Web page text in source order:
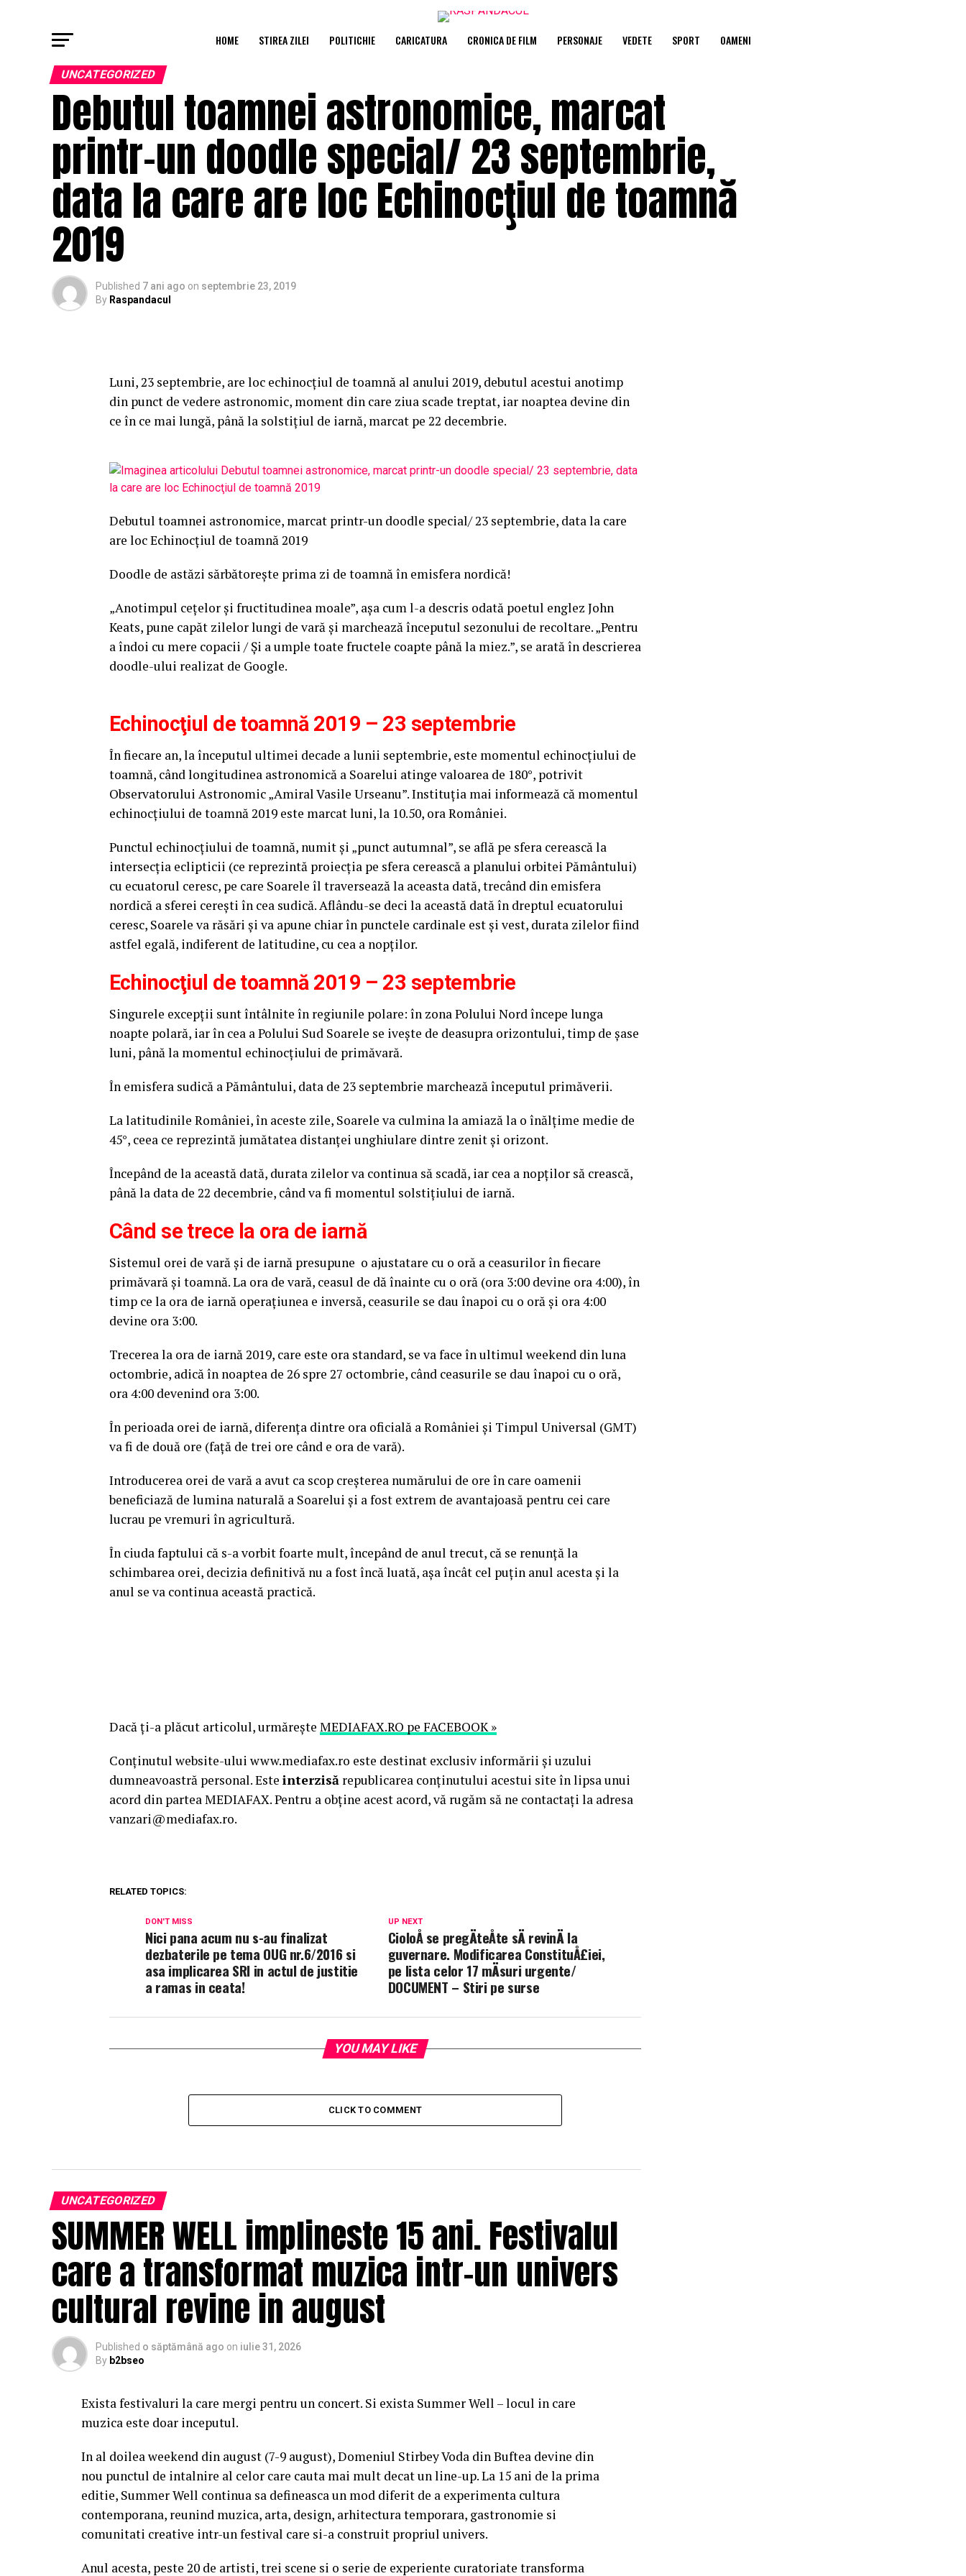
HOME STIREA ZILEI POLITICHIE CARICATURA CRONICA DE FILM PERSONAJE VEDETE SPORT OAMENI
UNCATEGORIZED
Debutul toamnei astronomice, marcat
printr-un doodle special/ 23 septembrie,
data la care are loc Echinocţiul de toamnă
2019
Published 7 ani ago on septembrie 23, 2019
By Raspandacul
Luni, 23 septembrie, are loc echinocţiul de toamnă al anului 2019, debutul acestui anotimp
din punct de vedere astronomic, moment din care ziua scade treptat, iar noaptea devine din
ce în ce mai lungă, până la solstiţiul de iarnă, marcat pe 22 decembrie.
Debutul toamnei astronomice, marcat printr-un doodle special/ 23 septembrie, data la care
are loc Echinocţiul de toamnă 2019
Doodle de astăzi sărbătoreşte prima zi de toamnă în emisfera nordică!
„Anotimpul ceţelor şi fructitudinea moale”, aşa cum l-a descris odată poetul englez John
Keats, pune capăt zilelor lungi de vară şi marchează începutul sezonului de recoltare. „Pentru
a îndoi cu mere copacii / Şi a umple toate fructele coapte până la miez.”, se arată în descrierea
doodle-ului realizat de Google.
Echinocţiul de toamnă 2019 – 23 septembrie
În fiecare an, la începutul ultimei decade a lunii septembrie, este momentul echinocţiului de
toamnă, când longitudinea astronomică a Soarelui atinge valoarea de 180°, potrivit
Observatorului Astronomic „Amiral Vasile Urseanu”. Instituţia mai informează că momentul
echinocţiului de toamnă 2019 este marcat luni, la 10.50, ora României.
Punctul echinocţiului de toamnă, numit şi „punct autumnal”, se află pe sfera cerească la
intersecţia eclipticii (ce reprezintă proiecţia pe sfera cerească a planului orbitei Pământului)
cu ecuatorul ceresc, pe care Soarele îl traversează la aceasta dată, trecând din emisfera
nordică a sferei cereşti în cea sudică. Aflându-se deci la această dată în dreptul ecuatorului
ceresc, Soarele va răsări şi va apune chiar în punctele cardinale est şi vest, durata zilelor fiind
astfel egală, indiferent de latitudine, cu cea a nopţilor.
Echinocţiul de toamnă 2019 – 23 septembrie
Singurele excepţii sunt întâlnite în regiunile polare: în zona Polului Nord începe lunga
noapte polară, iar în cea a Polului Sud Soarele se iveşte de deasupra orizontului, timp de şase
luni, până la momentul echinocţiului de primăvară.
În emisfera sudică a Pământului, data de 23 septembrie marchează începutul primăverii.
La latitudinile României, în aceste zile, Soarele va culmina la amiază la o înălţime medie de
45°, ceea ce reprezintă jumătatea distanţei unghiulare dintre zenit şi orizont.
Începând de la această dată, durata zilelor va continua să scadă, iar cea a nopţilor să crească,
până la data de 22 decembrie, când va fi momentul solstiţiului de iarnă.
Când se trece la ora de iarnă
Sistemul orei de vară şi de iarnă presupune o ajustatare cu o oră a ceasurilor în fiecare
primăvară şi toamnă. La ora de vară, ceasul de dă înainte cu o oră (ora 3:00 devine ora 4:00), în
timp ce la ora de iarnă operaţiunea e inversă, ceasurile se dau înapoi cu o oră şi ora 4:00
devine ora 3:00.
Trecerea la ora de iarnă 2019, care este ora standard, se va face în ultimul weekend din luna
octombrie, adică în noaptea de 26 spre 27 octombrie, când ceasurile se dau înapoi cu o oră,
ora 4:00 devenind ora 3:00.
În perioada orei de iarnă, diferenţa dintre ora oficială a României şi Timpul Universal (GMT)
va fi de două ore (faţă de trei ore când e ora de vară).
Introducerea orei de vară a avut ca scop creşterea numărului de ore în care oamenii
beneficiază de lumina naturală a Soarelui şi a fost extrem de avantajoasă pentru cei care
lucrau pe vremuri în agricultură.
În ciuda faptului că s-a vorbit foarte mult, începând de anul trecut, că se renunţă la
schimbarea orei, decizia definitivă nu a fost încă luată, aşa încât cel puţin anul acesta şi la
anul se va continua această practică.
Dacă ţi-a plăcut articolul, urmăreşte MEDIAFAX.RO pe FACEBOOK »
Conținutul website-ului www.mediafax.ro este destinat exclusiv informării și uzului
dumneavoastră personal. Este interzisă republicarea conținutului acestui site în lipsa unui
acord din partea MEDIAFAX. Pentru a obține acest acord, vă rugăm să ne contactați la adresa
vanzari@mediafax.ro.
RELATED TOPICS:
UP NEXT
CioloÅ se pregÄteÅte sÄ revinÄ la
guvernare. Modificarea ConstituÅ£iei,
pe lista celor 17 mÄsuri urgente/
DOCUMENT – Stiri pe surse
DON'T MISS
Nici pana acum nu s-au finalizat
dezbaterile pe tema OUG nr.6/2016 si
asa implicarea SRI in actul de justitie
a ramas in ceata!
YOU MAY LIKE
CLICK TO COMMENT
UNCATEGORIZED
SUMMER WELL implineste 15 ani. Festivalul
care a transformat muzica intr-un univers
cultural revine in august
Published o săptămână ago on iulie 31, 2026
By b2bseo
Exista festivaluri la care mergi pentru un concert. Si exista Summer Well – locul in care
muzica este doar inceputul.
In al doilea weekend din august (7-9 august), Domeniul Stirbey Voda din Buftea devine din
nou punctul de intalnire al celor care cauta mai mult decat un line-up. La 15 ani de la prima
editie, Summer Well continua sa defineasca un mod diferit de a experimenta cultura
contemporana, reunind muzica, arta, design, arhitectura temporara, gastronomie si
comunitati creative intr-un festival care si-a construit propriul univers.
Anul acesta, peste 20 de artisti, trei scene si o serie de experiente curatoriate transforma